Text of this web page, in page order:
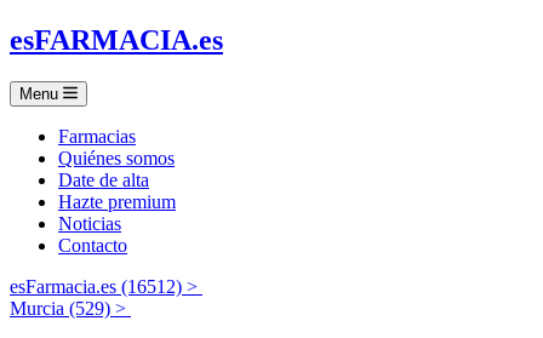
esFARMACIA.es
Menu
Farmacias
Quiénes somos
Date de alta
Hazte premium
Noticias
Contacto
esFarmacia.es (16512) >
Murcia (529) >